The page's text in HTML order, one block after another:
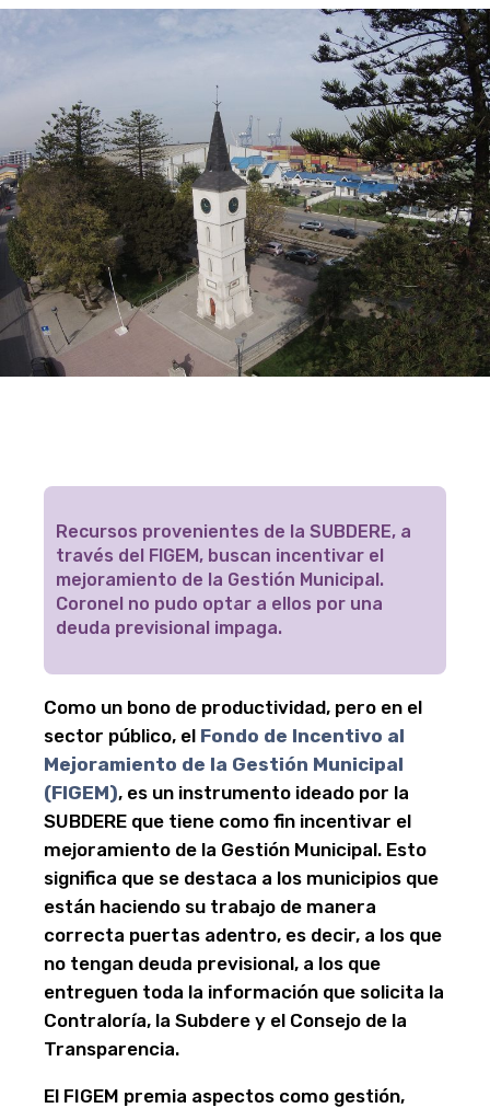
Recursos provenientes de la SUBDERE, a
través del FIGEM, buscan incentivar el
mejoramiento de la Gestión Municipal.
Coronel no pudo optar a ellos por una
deuda previsional impaga.
Como un bono de productividad, pero en el
sector público, el Fondo de Incentivo al
Mejoramiento de la Gestión Municipal
(FIGEM), es un instrumento ideado por la
SUBDERE que tiene como fin incentivar el
mejoramiento de la Gestión Municipal. Esto
significa que se destaca a los municipios que
están haciendo su trabajo de manera
correcta puertas adentro, es decir, a los que
no tengan deuda previsional, a los que
entreguen toda la información que solicita la
Contraloría, la Subdere y el Consejo de la
Transparencia.
El FIGEM premia aspectos como gestión,